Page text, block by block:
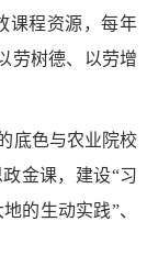
课程资源，每年
劳树德、以劳增
底色与农业院校
金课，建设“习
的生动实践”、